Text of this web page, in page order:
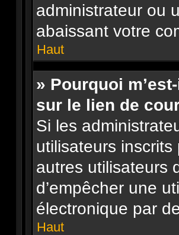
administrateur ou
abaissant votre
Haut
» Pourquoi
sur le lien de
Si les
utilisateurs
autres utilisateurs
d’empêcher une
électronique par
Haut